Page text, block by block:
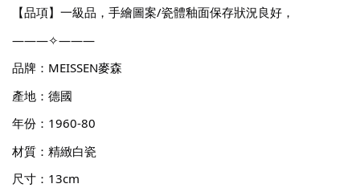
【品項】一級品，手繪圖案/瓷體釉面保存狀況良好，
———✧———
品牌：MEISSEN麥森
產地：德國
年份：1960-80
材質：精緻白瓷
尺寸：13cm